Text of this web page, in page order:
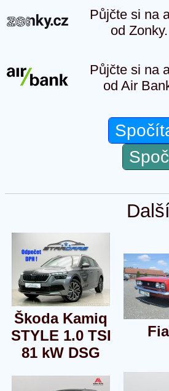
Půjčte si na
od Zonky.
Půjčte si na
od Air
Škoda Kamiq
STYLE 1.0 TSI
81 kW DSG